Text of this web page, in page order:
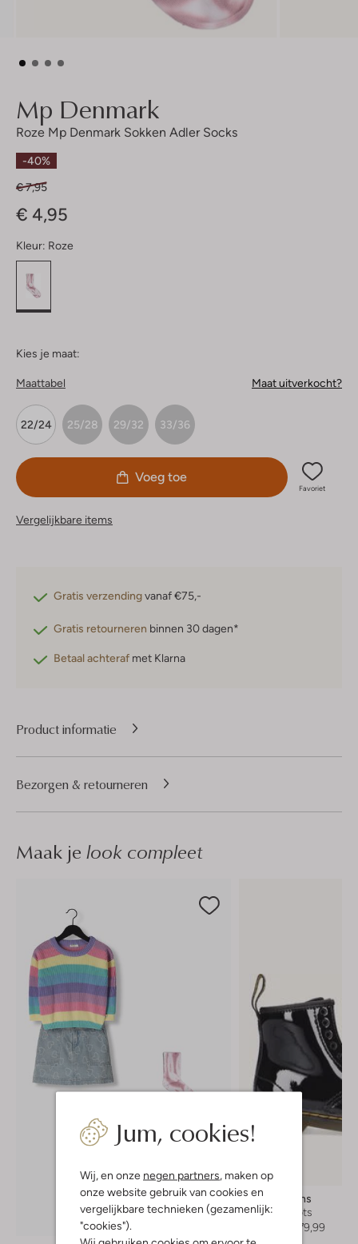
Jum, cookies!
Wij, en onze negen partners, maken op
onze website gebruik van cookies en
vergelijkbare technieken (gezamenlijk:
"cookies").
Mp Denmark
Roze Mp Denmark Sokken Adler Socks
-40%
€ 7,95
€ 4,95
Kleur: Roze
Kies je maat:
Maattabel Maat uitverkocht?
22/24 25/28 29/32 33/36
Voeg toe
Favoriet
Vergelijkbare items
Gratis verzendingvanaf €75,-
Gratis retourneren binnen 30 dagen*
Betaal achteraf met Klarna
Product informatie
Bezorgen & retourneren
Maak je look compleet
Ontdek de look
Dr Martens
Veterboots
€ 79,99